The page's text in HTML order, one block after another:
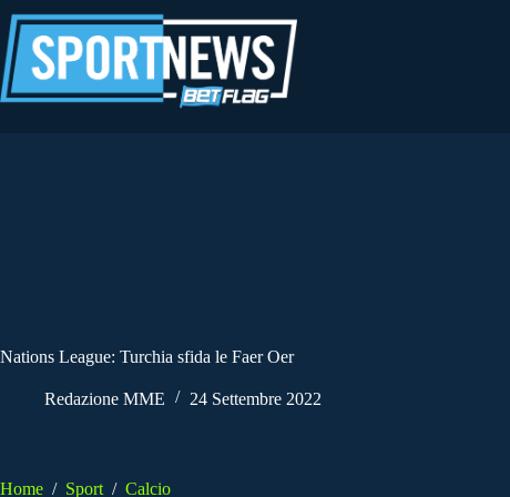
al
contenuto
Nations League: Turchia sfida le Faer Oer
Redazione MME 24 Settembre 2022
Home / Sport / Calcio